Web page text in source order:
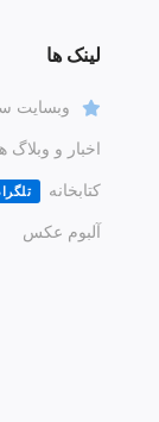
لینک ها
وبسایت
اخبار و وبلاگ
کتابخانه
آلبوم عکس